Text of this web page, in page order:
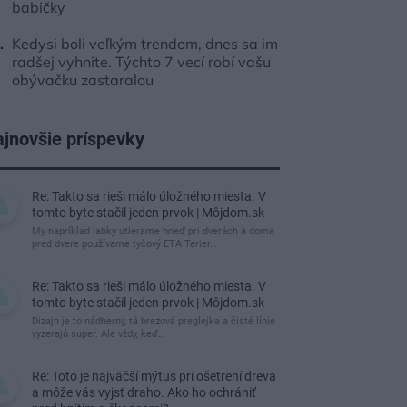
babičky
Kedysi boli veľkým trendom, dnes sa im
radšej vyhnite. Týchto 7 vecí robí vašu
obývačku zastaralou
príspevky
Re: Takto sa rieši málo úložného miesta. V
tomto byte stačil jeden prvok | Môjdom.sk
My napríklad labky utierame hneď pri dverách a doma
pred dvere používame tyčový ETA Terier…
Re: Takto sa rieši málo úložného miesta. V
tomto byte stačil jeden prvok | Môjdom.sk
Dizajn je to nádherný, tá brezová preglejka a čisté línie
vyzerajú super. Ale vždy, keď…
Re: Toto je najväčší mýtus pri ošetrení dreva
a môže vás vyjsť draho. Ako ho ochrániť